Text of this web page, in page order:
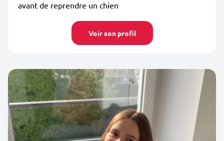
avant de reprendre un chien
Voir son profil